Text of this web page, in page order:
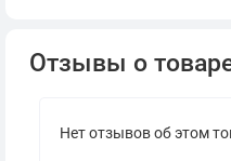
Отзывы о
Нет отзывов об этом